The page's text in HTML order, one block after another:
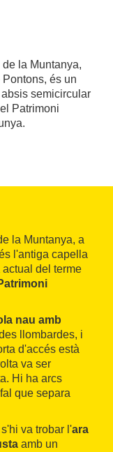
la Muntanya,
és un
semicircular
Patrimoni
la Muntanya, a
l'antiga capella
del terme
nau amb
llombardes, i
d'accés està
va ser
Hi ha arcs
que separa
va trobar l'ara
amb un